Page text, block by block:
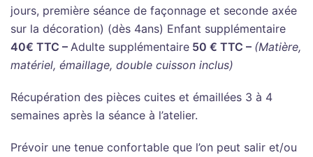
jours, première séance de façonnage et seconde axée
sur la décoration) (dès 4ans) Enfant supplémentaire
40€ TTC – Adulte supplémentaire 50 € TTC – (Matière,
matériel, émaillage, double cuisson inclus)
Récupération des pièces cuites et émaillées 3 à 4
semaines après la séance à l’atelier.
Prévoir une tenue confortable que l’on peut salir et/ou